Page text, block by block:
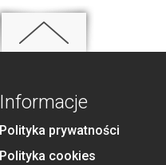
Informacje
Polityka prywatności
Polityka cookies